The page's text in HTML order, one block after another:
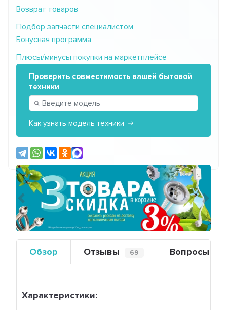
Возврат товаров
Подбор запчасти специалистом
Бонусная программа
Плюсы/минусы покупки на маркетплейсе
Проверить совместимость вашей бытовой
техники
Как узнать модель техники
Предыдущий
Обзор Отзывы 69 Вопросы
Характеристики: